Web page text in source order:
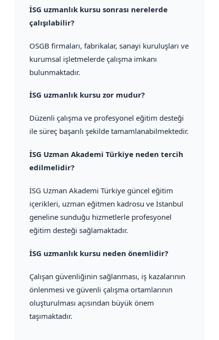
İSG uzmanlık kursu sonrası nerelerde
çalışılabilir?
OSGB firmaları, fabrikalar, sanayi kuruluşları ve
kurumsal işletmelerde çalışma imkanı
bulunmaktadır.
İSG uzmanlık kursu zor mudur?
Düzenli çalışma ve profesyonel eğitim desteği
ile süreç başarılı şekilde tamamlanabilmektedir.
İSG Uzman Akademi Türkiye neden tercih
edilmelidir?
İSG Uzman Akademi Türkiye güncel eğitim
içerikleri, uzman eğitmen kadrosu ve İstanbul
geneline sunduğu hizmetlerle profesyonel
eğitim desteği sağlamaktadır.
İSG uzmanlık kursu neden önemlidir?
Çalışan güvenliğinin sağlanması, iş kazalarının
önlenmesi ve güvenli çalışma ortamlarının
oluşturulması açısından büyük önem
taşımaktadır.